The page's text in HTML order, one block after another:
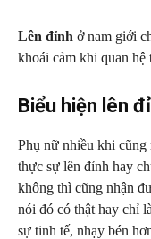
Lên đỉnh ở nam giới
khoái cảm khi quan hệ
Biểu hiện lên
Phụ nữ nhiều khi cũng
thực sự lên đỉnh hay
không thì cũng nhận
nói đó có thật hay chỉ
sự tinh tế, nhạy bén